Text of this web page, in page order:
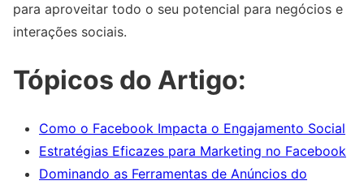
para aproveitar todo o seu potencial para negócios e
interações sociais.
Tópicos do Artigo:
Como o Facebook Impacta o Engajamento Social
Estratégias Eficazes para Marketing no Facebook
Dominando as Ferramentas de Anúncios do